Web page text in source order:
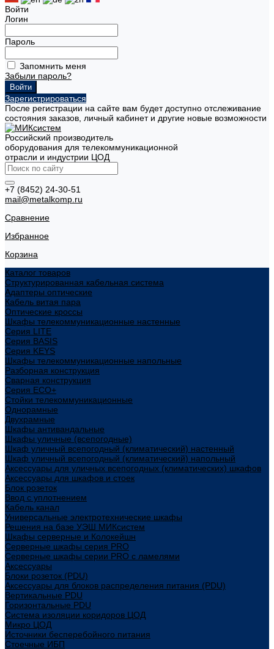
Войти
Логин
Пароль
Запомнить меня
Забыли пароль?
Зарегистрироваться
После регистрации на сайте вам будет доступно отслеживание
состояния заказов, личный кабинет и другие новые возможности
Российский производитель
оборудования для телекоммуникационной
отрасли и индустрии ЦОД
+7 (8452) 24-30-51
mail@metalkomp.ru
Сравнение
Избранное
Корзина
Каталог товаров
Структурированная кабельная система
Адаптеры оптические
Кабель витая пара
Оптические кроссы
Шкафы телекоммуникационные настенные
Cерия LITE
Cерия BASIS
Cерия KEYS
Шкафы телекоммуникационные напольные
Разборная конструкция
Сварная конструкция
Серия ECO+
Стойки телекоммуникационные
Однорамные
Двухрамные
Шкафы антивандальные
Шкафы уличные (всепогодные)
Шкаф уличный всепогодный (климатический) настенный
Шкаф уличный всепогодный (климатический) напольный
Аксессуары для уличных всепогодных (климатических) шкафов
Аксессуары для шкафов и стоек
Блок розеток
Ввод с уплотнением
Кабель канал
Универсальные электротехнические шкафы
Решения на базе УЭШ МИКсистем
Шкафы серверные и Колокейшн
Серверные шкафы серия PRO
Серверные шкафы серии PRO с ламелями
Аксессуары
Блоки розеток (PDU)
Аксессуары для блоков распределения питания (PDU)
Вертикальные PDU
Горизонтальные PDU
Система изоляции коридоров ЦОД
Микро ЦОД
Источники бесперебойного питания
Стоечные ИБП